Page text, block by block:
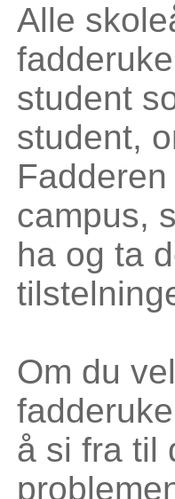
Alle
student
student,
campus,
ha og ta
Om du
å si fra til